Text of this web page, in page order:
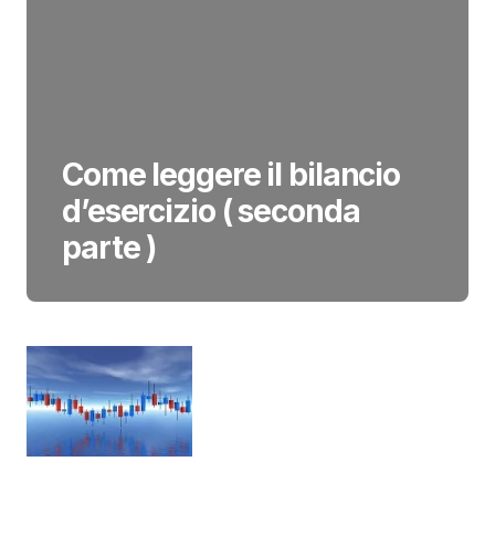
Come leggere il bilancio
d’esercizio ( seconda
parte )